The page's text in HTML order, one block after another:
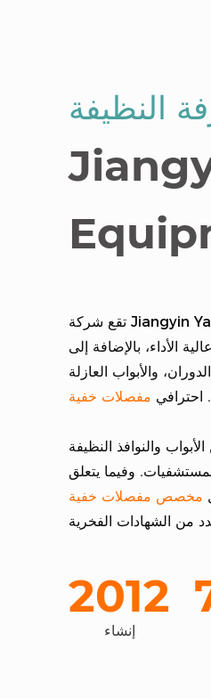
النظيفة
تقع شركة Jiangyin Yatai Purification Equipment Technology Co., Ltd. في مدينة جيانغين بمقاطعة جيانغسو، على الضفة
الأداء، بالإضافة إلى
والأبواب العازلة
احترافي
والنوافذ النظيفة
وفيما يتعلق
2012
إنشاء